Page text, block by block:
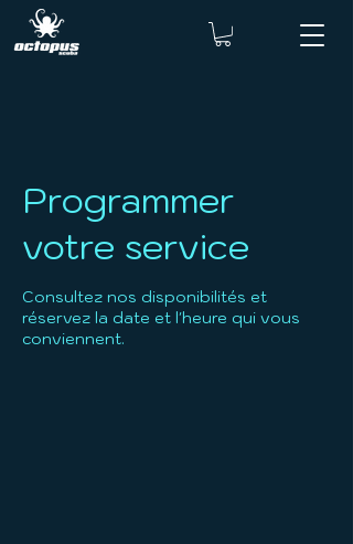
Programmer
votre service
Consultez nos disponibilités et
réservez la date et l'heure qui vous
conviennent.